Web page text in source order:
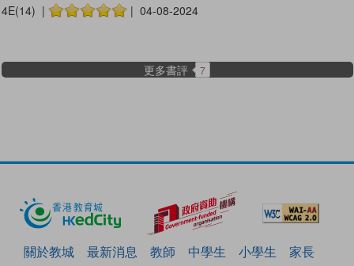
4E(14) | | 04-08-2024
更多書評 7
關於教城 最新消息 教師 中學生 小學生
家長